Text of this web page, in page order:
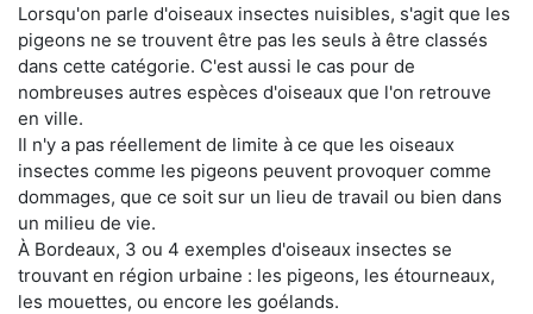
Lorsqu'on parle d'oiseaux insectes nuisibles, s'agit que les
pigeons ne se trouvent être pas les seuls à être classés
dans cette catégorie. C'est aussi le cas pour de
nombreuses autres espèces d'oiseaux que l'on retrouve
en ville.
Il n'y a pas réellement de limite à ce que les oiseaux
insectes comme les pigeons peuvent provoquer comme
dommages, que ce soit sur un lieu de travail ou bien dans
un milieu de vie.
À Bordeaux, 3 ou 4 exemples d'oiseaux insectes se
trouvant en région urbaine : les pigeons, les étourneaux,
les mouettes, ou encore les goélands.